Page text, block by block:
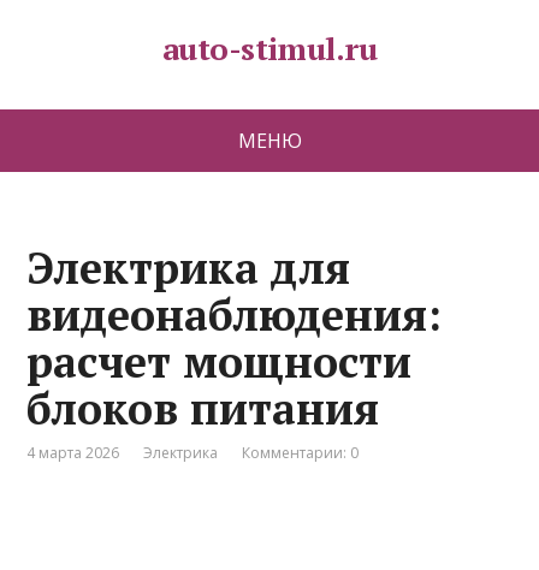
auto-stimul.ru
МЕНЮ
Электрика для
видеонаблюдения:
расчет мощности
блоков питания
4 марта 2026 Электрика Комментарии: 0